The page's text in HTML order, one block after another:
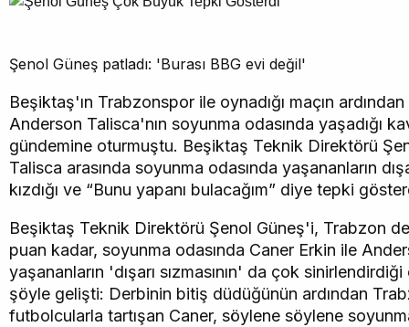
Şenol Güneş patladı: 'Burası BBG evi değil'
Beşiktaş'ın Trabzonspor ile oynadığı maçın
Anderson Talisca'nın soyunma odasında yaşadığı
gündemine oturmuştu. Beşiktaş Teknik Direktörü
Talisca arasında soyunma odasında yaşananların
kızdığı ve “Bunu yapanı bulacağım” diye tepki
Beşiktaş Teknik Direktörü Şenol Güneş'i, Trabzon
puan kadar, soyunma odasında Caner Erkin ile
yaşananların 'dışarı sızmasının' da çok
şöyle gelişti: Derbinin bitiş düdüğünün ardından
futbolcularla tartışan Caner, söylene söylene